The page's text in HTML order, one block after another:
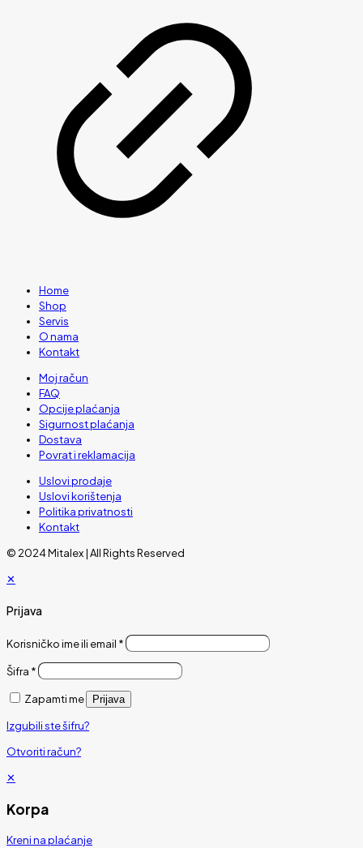
Home
Shop
Servis
O nama
Kontakt
Moj račun
FAQ
Opcije plaćanja
Sigurnost plaćanja
Dostava
Povrat i reklamacija
Uslovi prodaje
Uslovi korištenja
Politika privatnosti
Kontakt
© 2024 Mitalex | All Rights Reserved
✕
Prijava
Korisničko ime ili email *
Šifra *
Zapamti me Prijava
Izgubili ste šifru?
Otvoriti račun?
✕
Korpa
Kreni na plaćanje